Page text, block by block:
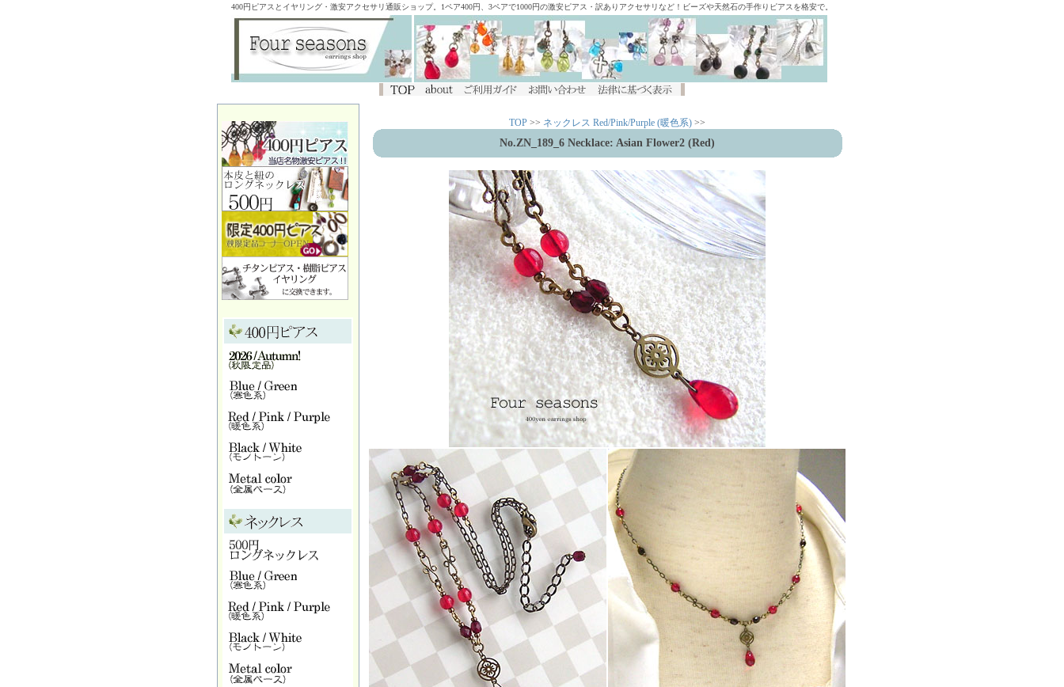
400円ピアスとイヤリング・激安アクセサリ通販ショップ。1ペア400円、3ペアで1000円の激安ピアス・訳ありアクセサリなど！ビーズや天然石の手作りピアスを格安で。
TOP >> ネックレス Red/Pink/Purple (暖色系) >>
No.ZN_189_6 Necklace: Asian Flower2 (Red)